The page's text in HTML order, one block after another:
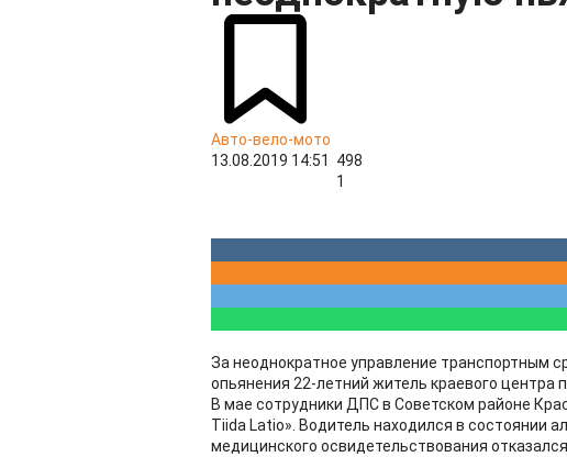
Авто-вело-мото
13.08.2019 14:51
498
1
За неоднократное управление транспортным
опьянения 22-летний житель краевого центра
В мае сотрудники ДПС в Советском районе
Tiida Latio». Водитель находился в состоянии
медицинского освидетельствования отказался.